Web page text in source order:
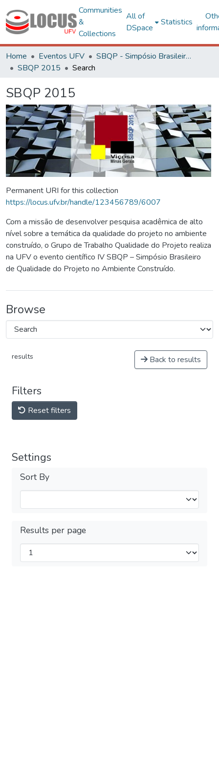
Communities
&
Collections
All of
DSpace
Statistics
Home Eventos UFV
SBQP - Simpósio Brasileiro de Qualidade do Projeto no Ambiente Construído
SBQP 2015
Search
SBQP 2015
Permanent URI for this collection
https://locus.ufv.br/handle/123456789/6007
Com a missão de desenvolver pesquisa acadêmica de alto
nível sobre a temática da qualidade do projeto no ambiente
construído, o Grupo de Trabalho Qualidade do Projeto realiza
na UFV o evento científico IV SBQP – Simpósio Brasileiro
de Qualidade do Projeto no Ambiente Construído.
Browse
results Back to results
Filters
Reset filters
Settings
Sort By
Results per page